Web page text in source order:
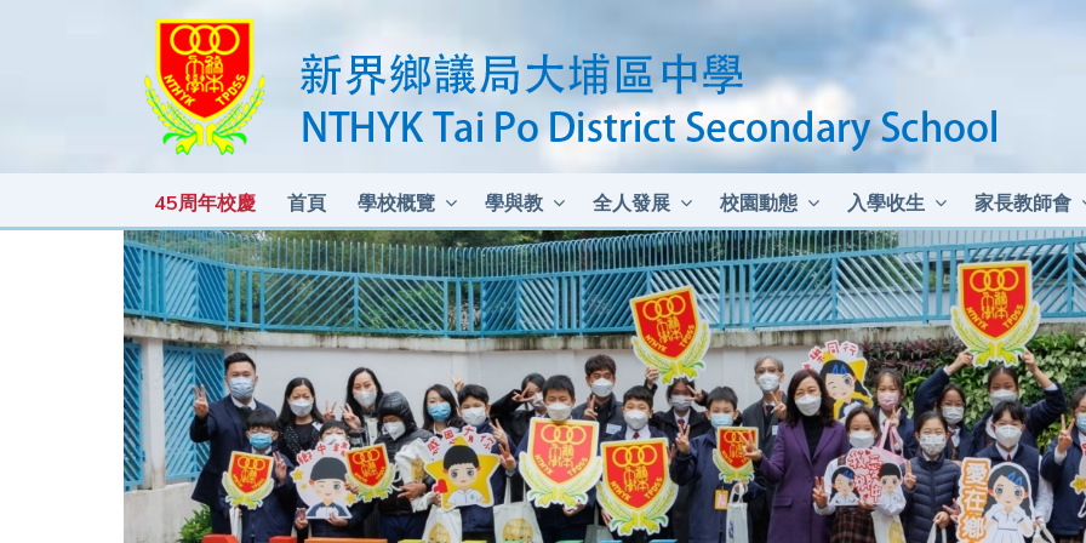
45周年校慶 首頁 學校概覽 學與教 全人發展 校園動態 入學收生 家長教師會